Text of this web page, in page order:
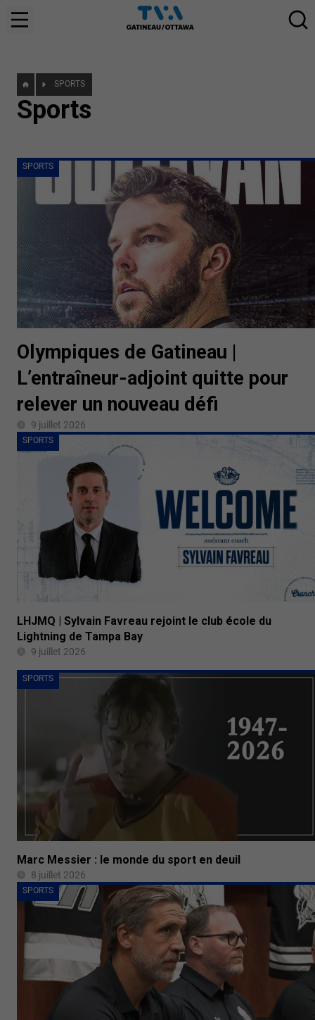
SPORTS
Sports
SPORTS
Olympiques de Gatineau |
L’entraîneur-adjoint quitte pour
relever un nouveau défi
9 juillet 2026
SPORTS
LHJMQ | Sylvain Favreau rejoint le club école du
Lightning de Tampa Bay
9 juillet 2026
SPORTS
Marc Messier : le monde du sport en deuil
8 juillet 2026
SPORTS